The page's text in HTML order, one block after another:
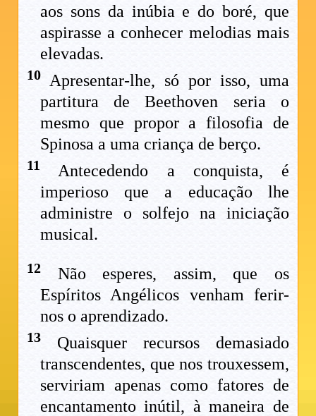
aos sons da inúbia e do boré, que
aspirasse a conhecer melodias mais
elevadas.
10 Apresentar-lhe, só por isso, uma
partitura de Beethoven seria o
mesmo que propor a filosofia de
Spinosa a uma criança de berço.
11
Antecedendo a conquista, é
imperioso que a educação lhe
administre o solfejo na iniciação
musical.
12 Não esperes, assim, que os
Espíritos Angélicos venham ferir-
nos o aprendizado.
13 Quaisquer recursos demasiado
transcendentes, que nos trouxessem,
serviriam apenas como fatores de
encantamento inútil, à maneira de